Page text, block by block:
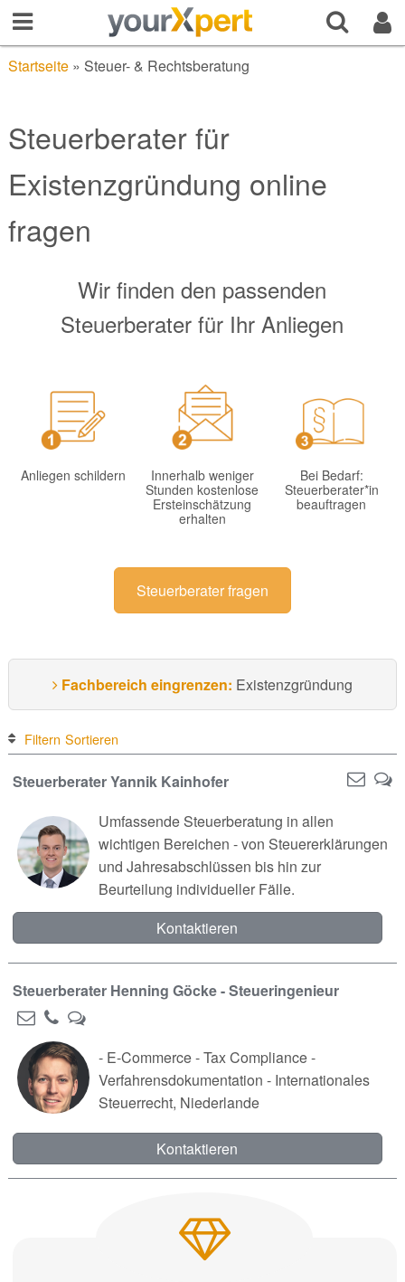
Startseite» Steuer- & Rechtsberatung
Steuerberater für
Existenzgründung online
fragen
Wir finden den passenden
Steuerberater für Ihr Anliegen
Anliegen schildern
Innerhalb weniger
Stunden kostenlose
Ersteinschätzung
erhalten
Bei Bedarf:
Steuerberater*in
beauftragen
Steuerberater fragen
Fachbereich eingrenzen: Existenzgründung
Filtern Sortieren
Steuerberater Yannik Kainhofer
Umfassende Steuerberatung in allen
wichtigen Bereichen - von Steuererklärungen
und Jahresabschlüssen bis hin zur
Beurteilung individueller Fälle.
Kontaktieren
Steuerberater Henning Göcke - Steueringenieur
- E-Commerce - Tax Compliance -
Verfahrensdokumentation - Internationales
Steuerrecht, Niederlande
Kontaktieren